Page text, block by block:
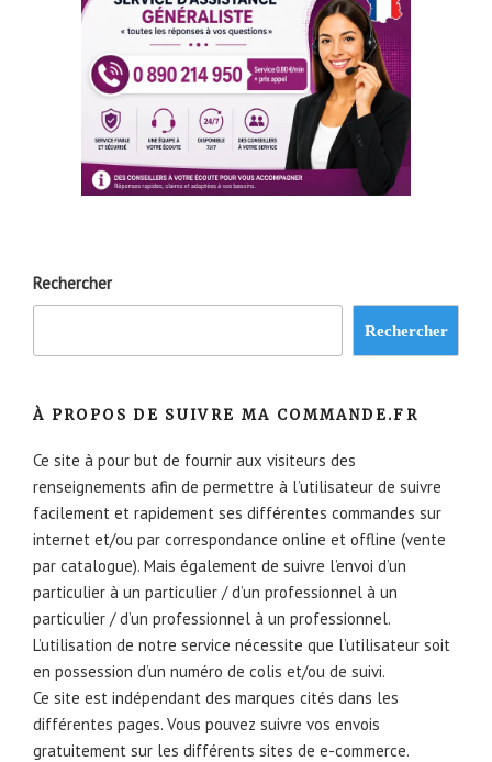
Rechercher
Rechercher
À PROPOS DE SUIVRE MA COMMANDE.FR
Ce site à pour but de fournir aux visiteurs des
renseignements afin de permettre à l’utilisateur de suivre
facilement et rapidement ses différentes commandes sur
internet et/ou par correspondance online et offline (vente
par catalogue). Mais également de suivre l’envoi d’un
particulier à un particulier / d’un professionnel à un
particulier / d’un professionnel à un professionnel.
L’utilisation de notre service nécessite que l’utilisateur soit
en possession d’un numéro de colis et/ou de suivi.
Ce site est indépendant des marques cités dans les
différentes pages. Vous pouvez suivre vos envois
gratuitement sur les différents sites de e-commerce.